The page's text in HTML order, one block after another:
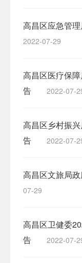
高昌区应急管
2022-07-29
高昌区医疗保
告
2022-07-
高昌区乡村振
告
2022-07-
高昌区文旅局
07-29
高昌区卫健委
告
2022-07-